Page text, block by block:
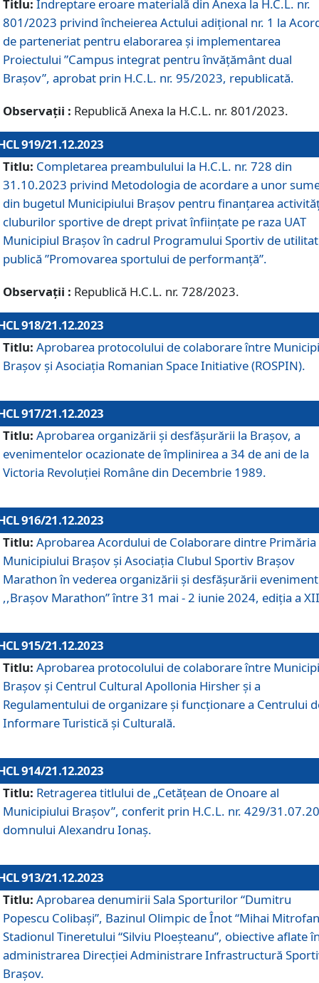
Titlu: Îndreptare eroare materială din Anexa la H.C.L. nr.
801/2023 privind încheierea Actului adițional nr. 1 la
de parteneriat pentru elaborarea și implementarea
Proiectului ”Campus integrat pentru învățământ dual
Brașov”, aprobat prin H.C.L. nr. 95/2023, republicată.
Observații : Republică Anexa la H.C.L. nr. 801/2023.
919/21.12.2023
Titlu: Completarea preambulului la H.C.L. nr. 728 din
31.10.2023 privind Metodologia de acordare a unor
din bugetul Municipiului Brașov pentru finanțarea
cluburilor sportive de drept privat înființate pe raza UAT
Municipiul Brașov în cadrul Programului Sportiv de
publică ”Promovarea sportului de performanță”.
Observații : Republică H.C.L. nr. 728/2023.
918/21.12.2023
Titlu: Aprobarea protocolului de colaborare între
Brașov și Asociația Romanian Space Initiative (ROSPIN).
917/21.12.2023
Titlu: Aprobarea organizării şi desfăşurării la Braşov, a
evenimentelor ocazionate de împlinirea a 34 de ani de la
Victoria Revoluţiei Române din Decembrie 1989.
916/21.12.2023
Titlu: Aprobarea Acordului de Colaborare dintre Primăria
Municipiului Brașov și Asociația Clubul Sportiv Brașov
Marathon în vederea organizării și desfășurării
,,Brașov Marathon” între 31 mai - 2 iunie 2024, ediția a
915/21.12.2023
Titlu: Aprobarea protocolului de colaborare între
Brașov și Centrul Cultural Apollonia Hirsher și a
Regulamentului de organizare și funcționare a Centrului
Informare Turistică și Culturală.
914/21.12.2023
Titlu: Retragerea titlului de „Cetățean de Onoare al
Municipiului Brașov”, conferit prin H.C.L. nr. 429/
domnului Alexandru Ionaș.
913/21.12.2023
Titlu: Aprobarea denumirii Sala Sporturilor “Dumitru
Popescu Colibași”, Bazinul Olimpic de Înot “Mihai
Stadionul Tineretului “Silviu Ploeșteanu”, obiective aflate
administrarea Direcției Administrare Infrastructură
Brașov.